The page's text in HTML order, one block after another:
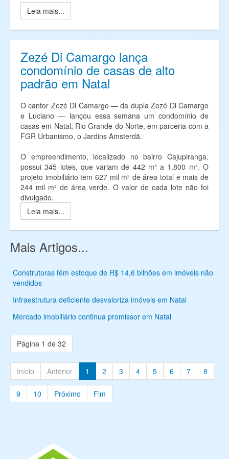
Leia mais...
Zezé Di Camargo lança
condomínio de casas de alto
padrão em Natal
O cantor Zezé Di Camargo — da dupla Zezé Di Camargo
e Luciano — lançou essa semana um condomínio de
casas em Natal, Rio Grande do Norte, em parceria com a
FGR Urbanismo, o Jardins Amsterdã.
O empreendimento, localizado no bairro Cajupiranga,
possui 345 lotes, que variam de 442 m² a 1.800 m². O
projeto imobiliário tem 627 mil m² de área total e mais de
244 mil m² de área verde. O valor de cada lote não foi
divulgado.
Leia mais...
Mais Artigos...
Construtoras têm estoque de R$ 14,6 bilhões em imóveis não
vendidos
Infraestrutura deficiente desvaloriza imóveis em Natal
Mercado imobiliário continua promissor em Natal
Página 1 de 32
Início Anterior 1 2 3 4 5 6 7 8
9 10 Próximo Fim